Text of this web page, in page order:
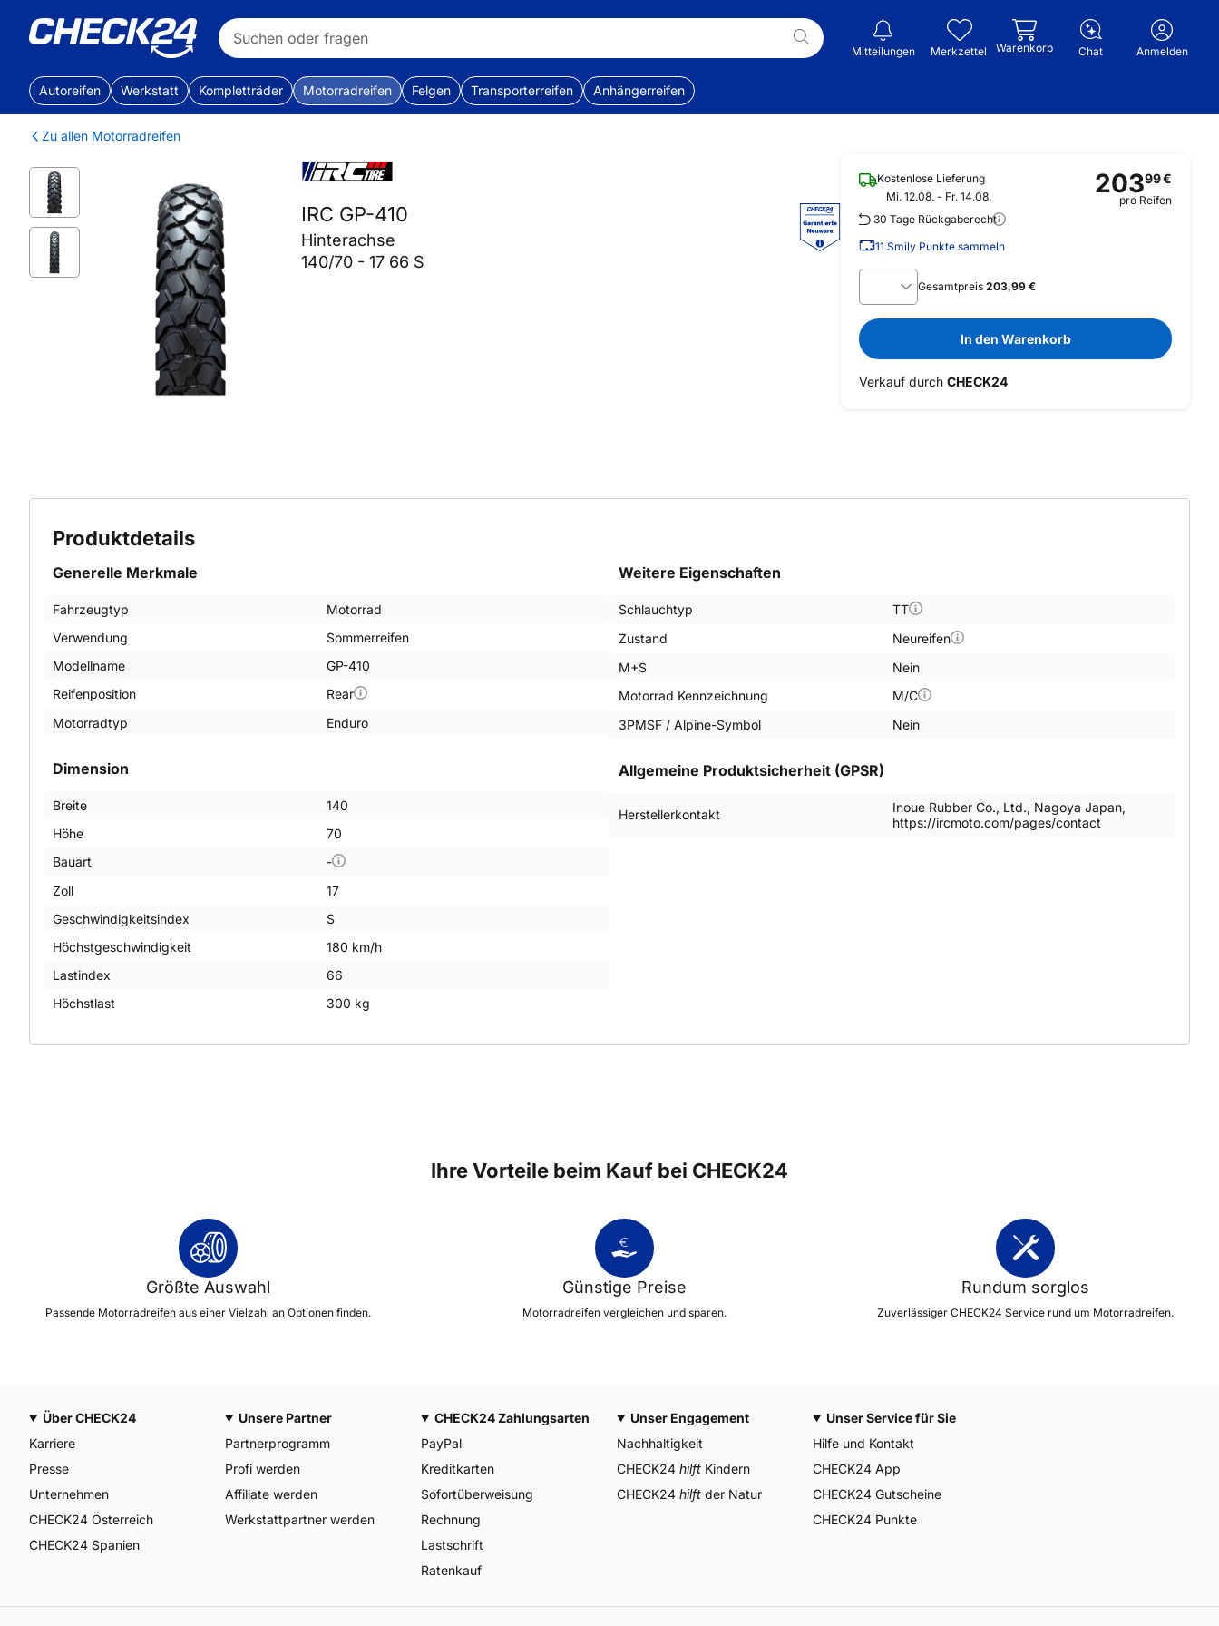
Mitteilungen Merkzettel Warenkorb Chat Anmelden
Autoreifen Werkstatt Kompletträder Motorradreifen Felgen Transporterreifen Anhängerreifen
Zu allen Motorradreifen
IRC GP-410
Hinterachse
140/70 - 17 66 S
Kostenlose Lieferung
Mi. 12.08. - Fr. 14.08.
30 Tage Rückgaberecht
11 Smily Punkte sammeln
20399€
pro Reifen
Gesamtpreis 203,99 €
In den Warenkorb
Verkauf durch CHECK24
Produktdetails
Dimension
Breite
140
Höhe
70
Bauart
-
Zoll
17
Geschwindigkeitsindex
S
Höchstgeschwindigkeit
180 km/h
Lastindex
66
Höchstlast
300 kg
Generelle Merkmale
Fahrzeugtyp
Motorrad
Verwendung
Sommerreifen
Modellname
GP-410
Reifenposition
Rear
Motorradtyp
Enduro
Weitere Eigenschaften
Schlauchtyp
TT
Zustand
Neureifen
M+S
Nein
Motorrad Kennzeichnung
M/C
3PMSF / Alpine-Symbol
Nein
Allgemeine Produktsicherheit (GPSR)
Herstellerkontakt
Inoue Rubber Co., Ltd., Nagoya Japan,
https://ircmoto.com/pages/contact
Ihre Vorteile beim Kauf bei CHECK24
Größte Auswahl
Passende Motorradreifen aus einer Vielzahl an Optionen finden.
Günstige Preise
Motorradreifen vergleichen und sparen.
Rundum sorglos
Zuverlässiger CHECK24 Service rund um Motorradreifen.
Über CHECK24
Karriere
Presse
Unternehmen
CHECK24 Österreich
CHECK24 Spanien
Unsere Partner
Partnerprogramm
Profi werden
Affiliate werden
Werkstattpartner werden
CHECK24 Zahlungsarten
PayPal
Kreditkarten
Sofortüberweisung
Rechnung
Lastschrift
Ratenkauf
Unser Engagement
Nachhaltigkeit
CHECK24 hilft Kindern
CHECK24 hilft der Natur
Unser Service für Sie
Hilfe und Kontakt
CHECK24 App
CHECK24 Gutscheine
CHECK24 Punkte